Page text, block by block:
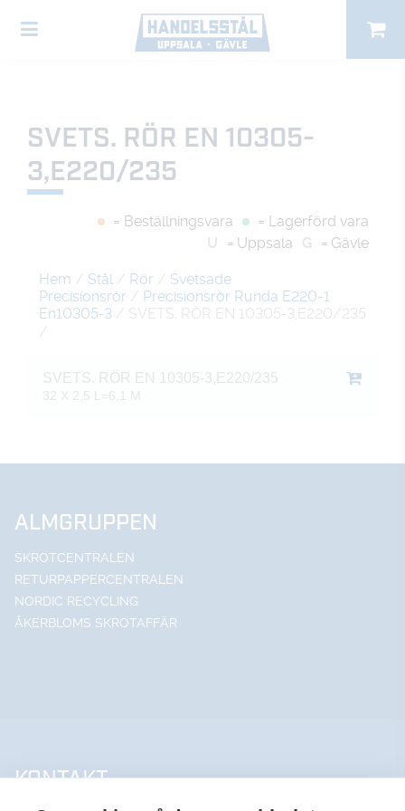
SVETS. RÖR EN 10305-
3,E220/235
= Beställningsvara
= Lagerförd vara
U
= Uppsala G = Gävle
Hem / Stål / Rör / Svetsade
Precisionsrör / Precisionsrör Runda E220-1
En10305-3 / SVETS. RÖR EN 10305-3,E220/235
/
SVETS. RÖR EN 10305-3,E220/235
32 X 2,5 L=6,1 M
ALMGRUPPEN
SKROTCENTRALEN
RETURPAPPERCENTRALEN
NORDIC RECYCLING
ÅKERBLOMS SKROTAFFÄR
KONTAKT